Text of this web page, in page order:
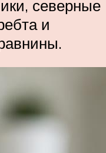
северные
и